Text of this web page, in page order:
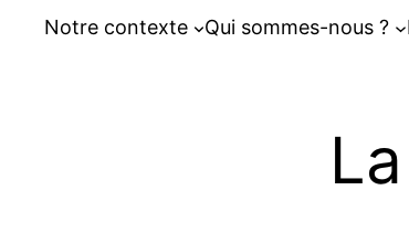
Notre contexte Qui sommes-nous ?